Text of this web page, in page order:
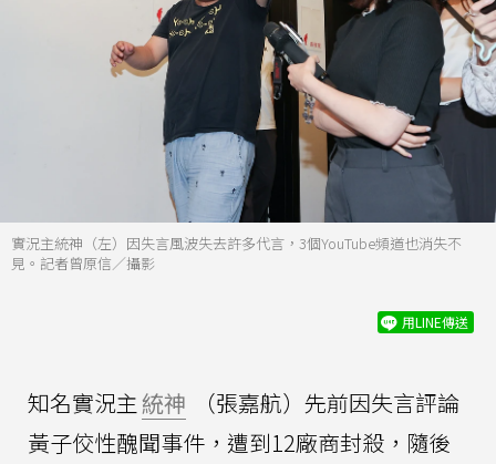
實況主統神（左）因失言風波失去許多代言，3個YouTube頻道也消失不
見。記者曾原信／攝影
用LINE傳送
知名實況主統神
（張嘉航）先前因失言評論
黃子佼性醜聞事件，遭到12廠商封殺，隨後